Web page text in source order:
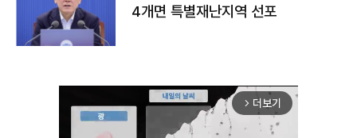
4개면 특별재난지역 선포
arrow_forward_ios 더보기